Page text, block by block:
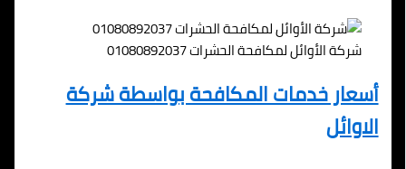
شركة الأوائل لمكافحة الحشرات 01080892037
أسعار خدمات المكافحة بواسطة شركة
الاوائل